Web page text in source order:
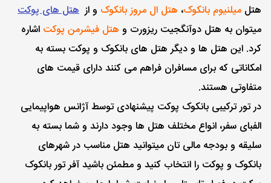
هتل میلنیوم بانکوک، هتل ال مروز بانکوک و از هتل های پوکت
میتوان به هتل دوآنگجیت ریزورت و هتل فیشرمن پوکت اشاره
کرد. این هتل ها و دیگر هتل های بانکوک و پوکت بسته به
امکاناتی که برای مسافران فراهم می کنند دارای قیمت های
متفاوتی هستند.
در تور ترکیبی بانکوک پوکت پیشنهادی توسط آژانس هواپیمایی
الفبای سفر، انواع مختلف هتل ها وجود دارند و شما بسته به
سلیقه و بودجه مالی تان میتوانید هتل مناسب در شهرهای
بانکوک و پوکت را انتخاب کنید و مطمئن باشید آفر تور بانکوک